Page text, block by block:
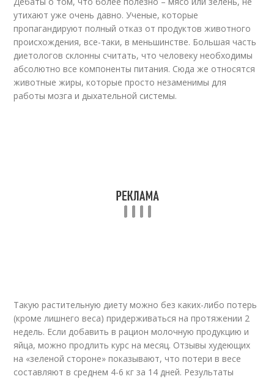
утихают уже очень давно. Ученые, которые
пропагандируют полный отказ от продуктов животного
происхождения, все-таки, в меньшинстве. Большая часть
диетологов склонны считать, что человеку необходимы
абсолютно все компоненты питания. Сюда же относятся
животные жиры, которые просто незаменимы для
работы мозга и дыхательной системы.
Такую растительную диету можно без каких-либо потерь
(кроме лишнего веса) придерживаться на протяжении 2
недель. Если добавить в рацион молочную продукцию и
яйца, можно продлить курс на месяц. Отзывы худеющих
на «зеленой стороне» показывают, что потери в весе
составляют в среднем 4-6 кг за 14 дней. Результаты